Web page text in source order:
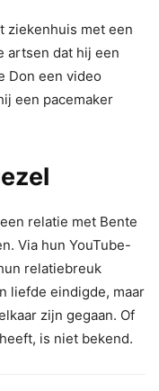
ziekenhuis met een
artsen dat hij een
Don een video
een pacemaker
relatie met Bente
Via hun YouTube-
relatiebreuk
liefde eindigde, maar
zijn gegaan. Of
is niet bekend.